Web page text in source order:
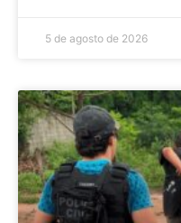
5 de agosto de 2026